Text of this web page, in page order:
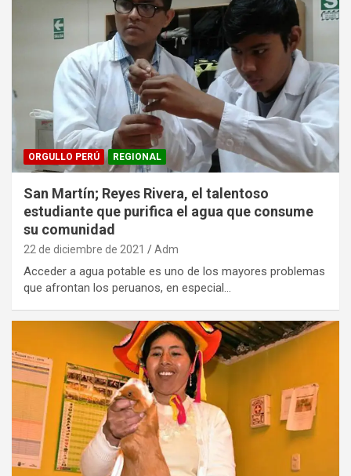
ORGULLO PERÚ REGIONAL
San Martín; Reyes Rivera, el talentoso
estudiante que purifica el agua que consume
su comunidad
22 de diciembre de 2021 Adm
Acceder a agua potable es uno de los mayores problemas
que afrontan los peruanos, en especial…